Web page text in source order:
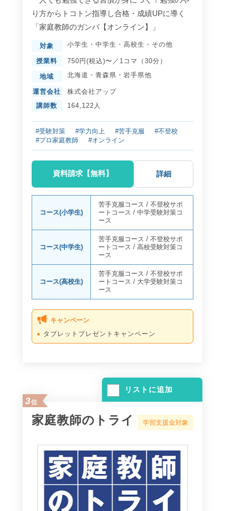
り方からトコトン指導し合格・成績UPに導く
「家庭教師のガンバ【オンライン】」
対象 小学生 ・ 中学生 ・ 高校生 ・ その他
授業料 750円(税込)〜／1コマ（30分）
地域 北海道 ・ 青森県 ・ 岩手県他
運営会社
株式会社アップ
講師数
164,122人
#受験対策 #学力向上 #苦手克服
#不登校
#プロ家庭教師
#オンライン
資料請求【無料】 詳細
コース(小学生)
苦手克服コース /不登校サポ
ートコース /中学受験対策コ
ース
コース(中学生)
苦手克服コース /不登校サポ
ートコース /高校受験対策コ
ース
コース(高校生)
苦手克服コース /不登校サポ
ートコース /大学受験対策コ
ース
キャンペーン
タブレットプレゼントキャンペーン
リストに追加
3位
家庭教師のトライ 学習支援金対象